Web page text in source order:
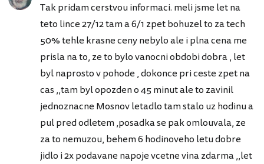
Tak pridam cerstvou informaci. meli jsme let na
teto lince 27/12 tam a 6/1 zpet bohuzel to za tech
50% tehle krasne ceny nebylo ale i plna cena me
prisla na to, ze to bylo vanocni obdobi dobra , let
byl naprosto v pohode , dokonce pri ceste zpet na
cas ,,tam byl opozden o 45 minut ale to zavinil
jednoznacne Mosnov letadlo tam stalo uz hodinu a
pul pred odletem ,posadka se pak omlouvala, ze
za to nemuzou, behem 6 hodinoveho letu dobre
jidlo i 2x podavane napoje vcetne vina zdarma ,,let